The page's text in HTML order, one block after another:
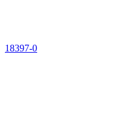
18397-0